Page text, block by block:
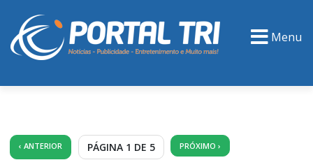
Menu
‹ ANTERIOR PÁGINA 1 DE 5 PRÓXIMO ›